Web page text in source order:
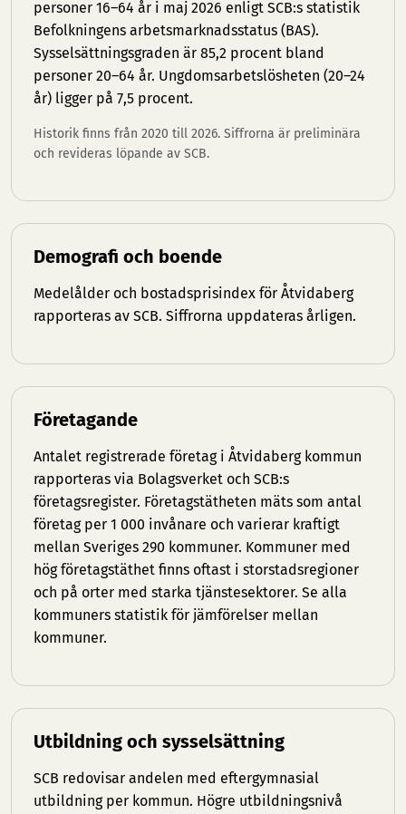
personer 16–64 år i maj 2026 enligt SCB:s statistik
Befolkningens arbetsmarknadsstatus (BAS).
Sysselsättningsgraden är 85,2 procent bland
personer 20–64 år. Ungdomsarbetslösheten (20–24
år) ligger på 7,5 procent.
Historik finns från 2020 till 2026. Siffrorna är preliminära
och revideras löpande av SCB.
Demografi och boende
Medelålder och bostadsprisindex för Åtvidaberg
rapporteras av SCB. Siffrorna uppdateras årligen.
Företagande
Antalet registrerade företag i Åtvidaberg kommun
rapporteras via Bolagsverket och SCB:s
företagsregister. Företagstätheten mäts som antal
företag per 1 000 invånare och varierar kraftigt
mellan Sveriges 290 kommuner. Kommuner med
hög företagstäthet finns oftast i storstadsregioner
och på orter med starka tjänstesektorer. Se alla
kommuners statistik för jämförelser mellan
kommuner.
Utbildning och sysselsättning
SCB redovisar andelen med eftergymnasial
utbildning per kommun. Högre utbildningsnivå